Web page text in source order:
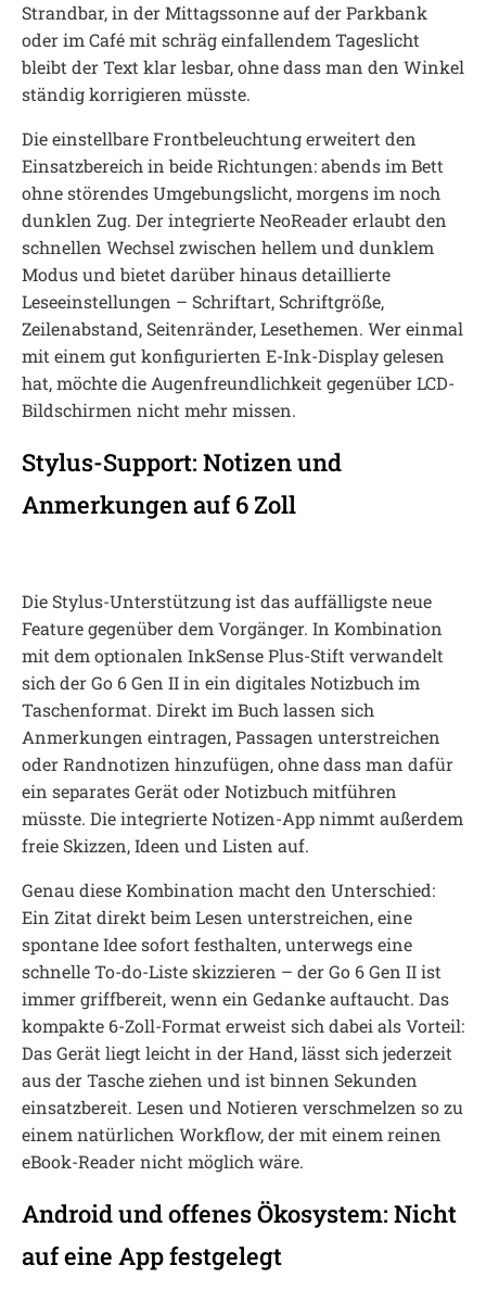
Strandbar, in der Mittagssonne auf der Parkbank
oder im Café mit schräg einfallendem Tageslicht
bleibt der Text klar lesbar, ohne dass man den Winkel
ständig korrigieren müsste.
Die einstellbare Frontbeleuchtung erweitert den
Einsatzbereich in beide Richtungen: abends im Bett
ohne störendes Umgebungslicht, morgens im noch
dunklen Zug. Der integrierte NeoReader erlaubt den
schnellen Wechsel zwischen hellem und dunklem
Modus und bietet darüber hinaus detaillierte
Leseeinstellungen – Schriftart, Schriftgröße,
Zeilenabstand, Seitenränder, Lesethemen. Wer einmal
mit einem gut konfigurierten E-Ink-Display gelesen
hat, möchte die Augenfreundlichkeit gegenüber LCD-
Bildschirmen nicht mehr missen.
Stylus-Support: Notizen und
Anmerkungen auf 6 Zoll
Die Stylus-Unterstützung ist das auffälligste neue
Feature gegenüber dem Vorgänger. In Kombination
mit dem optionalen InkSense Plus-Stift verwandelt
sich der Go 6 Gen II in ein digitales Notizbuch im
Taschenformat. Direkt im Buch lassen sich
Anmerkungen eintragen, Passagen unterstreichen
oder Randnotizen hinzufügen, ohne dass man dafür
ein separates Gerät oder Notizbuch mitführen
müsste. Die integrierte Notizen-App nimmt außerdem
freie Skizzen, Ideen und Listen auf.
Genau diese Kombination macht den Unterschied:
Ein Zitat direkt beim Lesen unterstreichen, eine
spontane Idee sofort festhalten, unterwegs eine
schnelle To-do-Liste skizzieren – der Go 6 Gen II ist
immer griffbereit, wenn ein Gedanke auftaucht. Das
kompakte 6-Zoll-Format erweist sich dabei als Vorteil:
Das Gerät liegt leicht in der Hand, lässt sich jederzeit
aus der Tasche ziehen und ist binnen Sekunden
einsatzbereit. Lesen und Notieren verschmelzen so zu
einem natürlichen Workflow, der mit einem reinen
eBook-Reader nicht möglich wäre.
Android und offenes Ökosystem: Nicht
auf eine App festgelegt